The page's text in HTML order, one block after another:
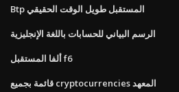
Btp المستقبل طويل الوقت الحقيقي
الرسم البياني للحسابات باللغة الإنجليزية
ألفا المستقبل f6
قائمة بجميع cryptocurrencies المعهد